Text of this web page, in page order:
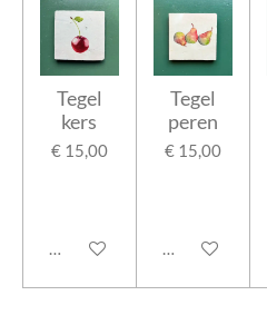
Tegel
kers
€ 15,00
In winkelwagen
Tegel
peren
€ 15,00
In winkelwagen